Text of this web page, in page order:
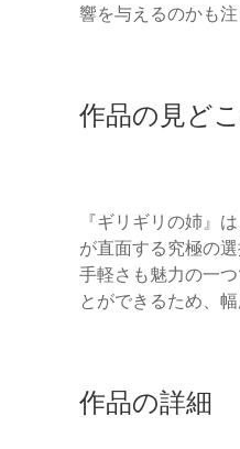
響を与えるのかも注
作品の見ど
『ギリギリの姉』
が直面する究極の
手軽さも魅力の一
とができるため、
作品の詳細